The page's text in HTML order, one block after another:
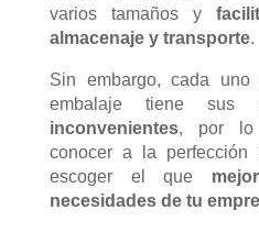
varios tamaños y
almacenaje y transporte.
Sin embargo, cada
embalaje tiene sus
inconvenientes, por lo
conocer a la perfección
escoger el que
necesidades de tu